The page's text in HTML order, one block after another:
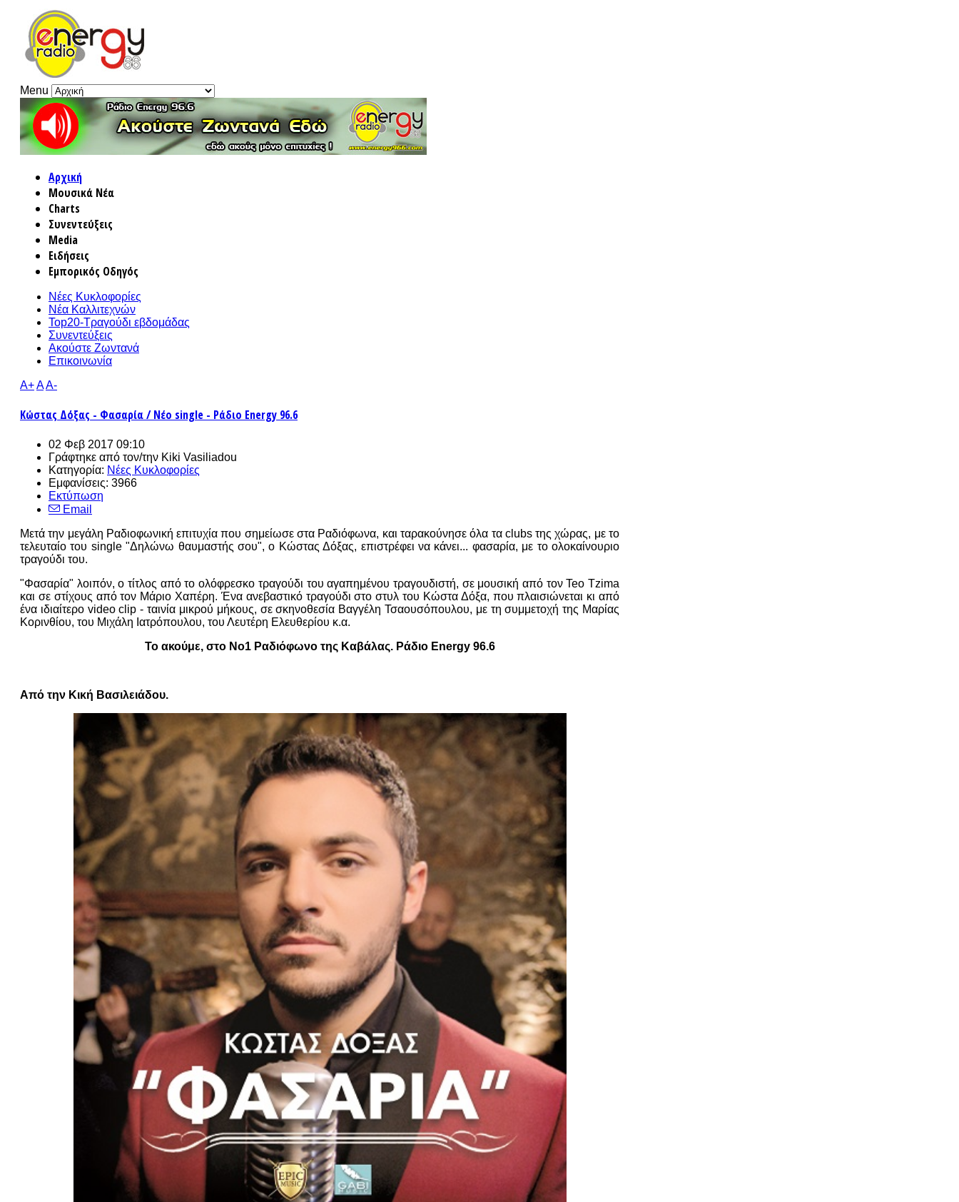
Menu
Αρχική
Μουσικά Νέα
Charts
Συνεντεύξεις
Media
Ειδήσεις
Εμπορικός Οδηγός
Νέες Κυκλοφορίες
Νέα Καλλιτεχνών
Top20-Τραγούδι εβδομάδας
Συνεντεύξεις
Ακούστε Ζωντανά
Επικοινωνία
A+AA-
Κώστας Δόξας - Φασαρία / Νέο single - Ράδιο Energy 96.6
02 Φεβ 2017 09:10
Γράφτηκε από τον/την Kiki Vasiliadou
Κατηγορία: Νέες Κυκλοφορίες
Εμφανίσεις: 3966
Εκτύπωση
Email
Μετά την μεγάλη Ραδιοφωνική επιτυχία που σημείωσε στα Ραδιόφωνα, και ταρακούνησε όλα τα clubs της χώρας, με το
τελευταίο του single "Δηλώνω θαυμαστής σου", ο Κώστας Δόξας, επιστρέφει να κάνει... φασαρία, με το ολοκαίνουριο
τραγούδι του.
"Φασαρία" λοιπόν, ο τίτλος από το ολόφρεσκο τραγούδι του αγαπημένου τραγουδιστή, σε μουσική από τον Teo Tzima
και σε στίχους από τον Μάριο Χαπέρη. Ένα ανεβαστικό τραγούδι στο στυλ του Κώστα Δόξα, που πλαισιώνεται κι από
ένα ιδιαίτερο video clip - ταινία μικρού μήκους, σε σκηνοθεσία Βαγγέλη Τσαουσόπουλου, με τη συμμετοχή της Μαρίας
Κορινθίου, του Μιχάλη Ιατρόπουλου, του Λευτέρη Ελευθερίου κ.α.
Το ακούμε, στο Νο1 Ραδιόφωνο της Καβάλας. Ράδιο Energy 96.6
Από την Κική Βασιλειάδου.